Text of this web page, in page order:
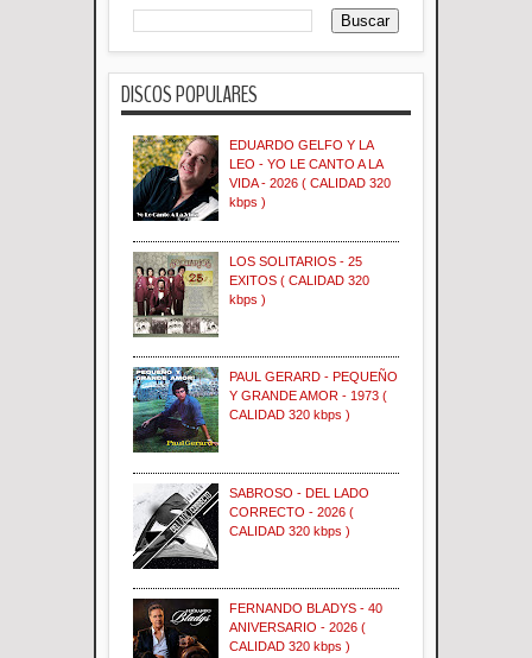
DISCOS POPULARES
EDUARDO GELFO Y LA
LEO - YO LE CANTO A LA
VIDA - 2026 ( CALIDAD 320
kbps )
LOS SOLITARIOS - 25
EXITOS ( CALIDAD 320
kbps )
PAUL GERARD - PEQUEÑO
Y GRANDE AMOR - 1973 (
CALIDAD 320 kbps )
SABROSO - DEL LADO
CORRECTO - 2026 (
CALIDAD 320 kbps )
FERNANDO BLADYS - 40
ANIVERSARIO - 2026 (
CALIDAD 320 kbps )